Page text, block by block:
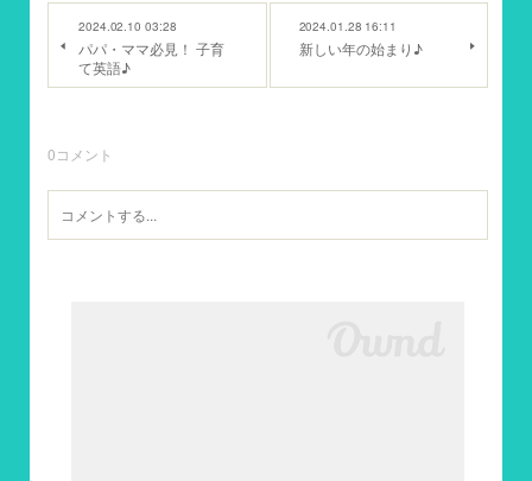
2024.02.10 03:28
パパ・ママ必見！ 子育
て英語♪
2024.01.28 16:11
新しい年の始まり♪
0コメント